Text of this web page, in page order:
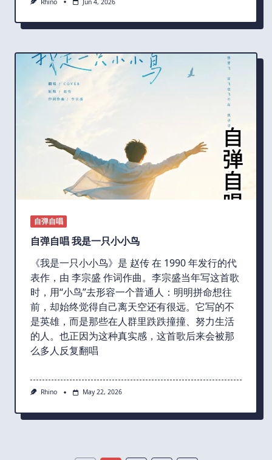
自弹自唱
自弹自唱 我是一只小小鸟
《我是一只小小鸟》是 赵传 在 1990 年发行的代
表作，由 李宗盛 作词作曲。李宗盛当年写这首歌
时，用“小鸟”去形容一个普通人：明明拼命想往
前，却始终觉得自己离天空还有很远。它写的不
是英雄，而是那些在人群里跌跌撞撞、努力生活
的人。也正因为这种真实感，这首歌后来会被那
么多人反复翻唱
Rhino May 22, 2026